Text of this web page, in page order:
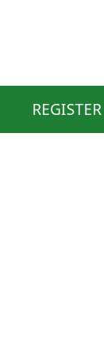
REGISTER